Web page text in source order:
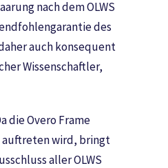
nach dem OLWS
des
auch konsequent
Wissenschaftler,
die Overo Frame
auftreten wird, bringt
aller OLWS